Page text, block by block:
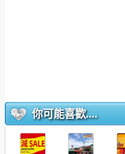
你可能喜歡....